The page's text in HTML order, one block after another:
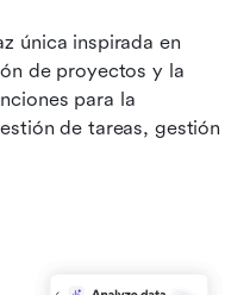
única inspirada en
de proyectos y la
para la
de tareas, gestión